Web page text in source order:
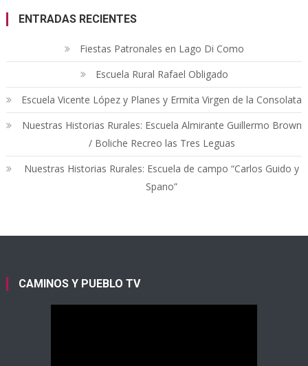
ENTRADAS RECIENTES
Fiestas Patronales en Lago Di Como
Escuela Rural Rafael Obligado
Escuela Vicente López y Planes y Ermita Virgen de la Consolata
Nuestras Historias Rurales: Escuela Almirante Guillermo Brown
/ Boliche Recreo las Tres Leguas
Nuestras Historias Rurales: Escuela de campo “Carlos Guido y
Spano”
CAMINOS Y PUEBLO TV